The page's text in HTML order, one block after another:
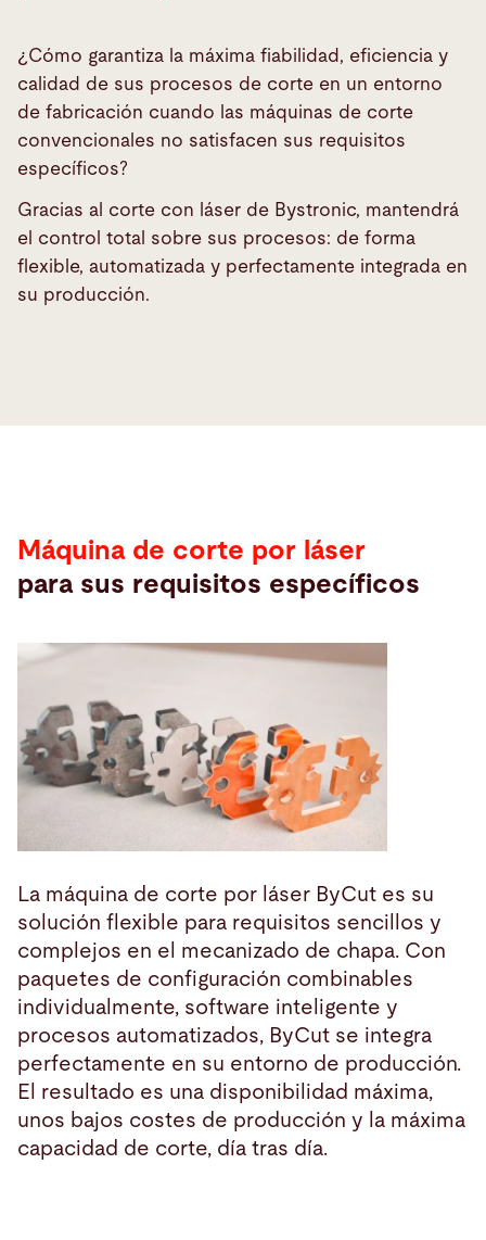
¿Cómo garantiza la máxima fiabilidad, eficiencia y
calidad de sus procesos de corte en un entorno
de fabricación cuando las máquinas de corte
convencionales no satisfacen sus requisitos
específicos?
Gracias al corte con láser de Bystronic, mantendrá
el control total sobre sus procesos: de forma
flexible, automatizada y perfectamente integrada en
su producción.
Ventajas
Máquina de corte por láser
para sus requisitos específicos
La máquina de corte por láser ByCut es su
solución flexible para requisitos sencillos y
complejos en el mecanizado de chapa. Con
paquetes de configuración combinables
individualmente, software inteligente y
procesos automatizados, ByCut se integra
perfectamente en su entorno de producción.
El resultado es una disponibilidad máxima,
unos bajos costes de producción y la máxima
capacidad de corte, día tras día.